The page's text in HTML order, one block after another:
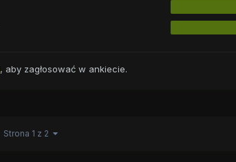
, aby zagłosować w ankiecie.
Strona 1 z 2